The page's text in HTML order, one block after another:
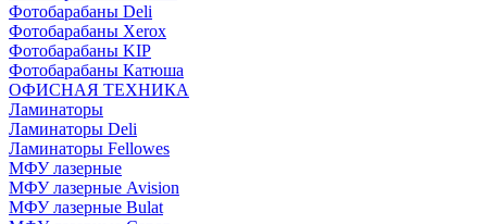
Фотобарабаны Deli
Фотобарабаны Xerox
Фотобарабаны KIP
Фотобарабаны Катюша
ОФИСНАЯ ТЕХНИКА
Ламинаторы
Ламинаторы Deli
Ламинаторы Fellowes
МФУ лазерные
МФУ лазерные Avision
МФУ лазерные Bulat